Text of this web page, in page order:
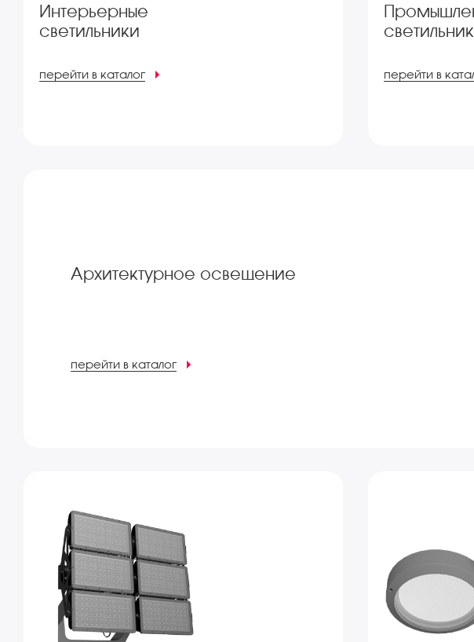
Интерьерные
светильники
перейти в каталог перейти в
Архитектурное освещение
перейти в каталог